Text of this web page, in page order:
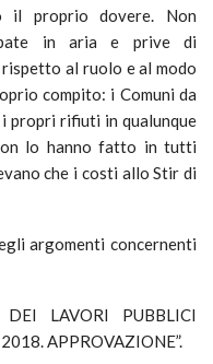
il proprio dovere. Non
in aria e prive di
al ruolo e al modo
compito: i Comuni da
propri rifiuti in qualunque
lo hanno fatto in tutti
che i costi allo Stir di
argomenti concernenti
DEI LAVORI PUBBLICI
APPROVAZIONE”.